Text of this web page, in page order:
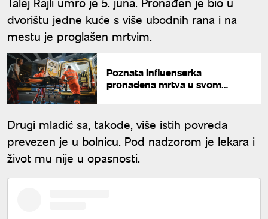
dvorištu jedne kuće s više ubodnih rana i na
mestu je proglašen mrtvim.
Poznata influenserka
pronađena mrtva u svom
Drugi mladić sa, takođe, više istih povreda
prevezen je u bolnicu. Pod nadzorom je lekara i
život mu nije u opasnosti.